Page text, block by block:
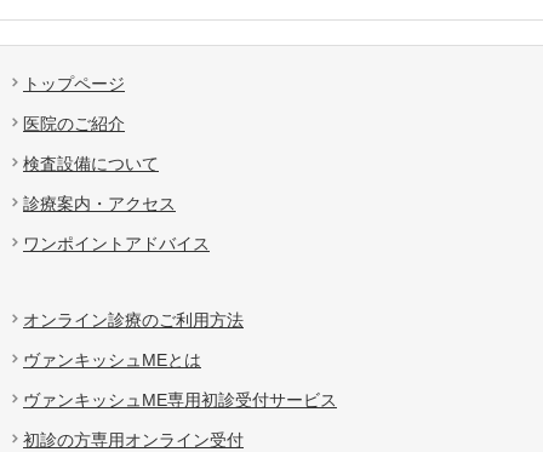
トップページ
医院のご紹介
検査設備について
診療案内・アクセス
ワンポイントアドバイス
オンライン診療のご利用方法
ヴァンキッシュMEとは
ヴァンキッシュME専用初診受付サービス
初診の方専用オンライン受付